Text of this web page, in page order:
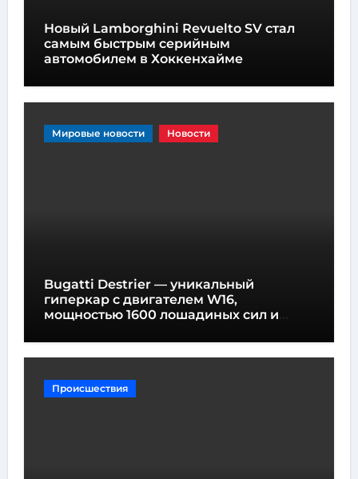
Новый Lamborghini Revuelto SV стал
самым быстрым серийным
автомобилем в Хоккенхайме
Мировые новости Новости
Bugatti Destrier — уникальный
гиперкар с двигателем W16,
мощностью 1600 лошадиных сил и
Происшествия